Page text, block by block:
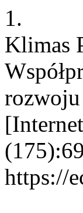
1.
Klimas
rozwoju
https://